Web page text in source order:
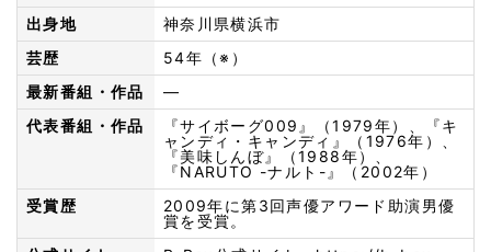
出身地
神奈川県横浜市
芸歴
54年（※）
最新番組・作品
—
代表番組・作品
『サイボーグ009』（1979年）、『キ
ャンディ・キャンディ』（1976年）、
『美味しんぼ』（1988年）、
『NARUTO -ナルト-』（2002年）
受賞歴
2009年に第3回声優アワード助演男優
賞を受賞。